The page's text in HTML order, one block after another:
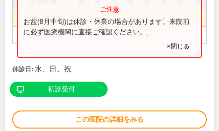
8:30～12:00 ● ● ● ●
14:30～17:30 ● ● ●
お盆(8月中旬)は休診・休業の場合があります。来院前
に必ず医療機関に直接ご確認ください。
×閉じる
休診日: 水、日、祝
初診受付
この医院の詳細をみる